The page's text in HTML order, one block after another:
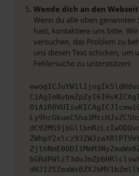
Wende dich an den
Wenn du alle oben genannten
hast, kontaktiere uns bitte.
versuchen, das Problem zu
uns diesen Text schicken, um
Fehlersuche zu unterstützen: